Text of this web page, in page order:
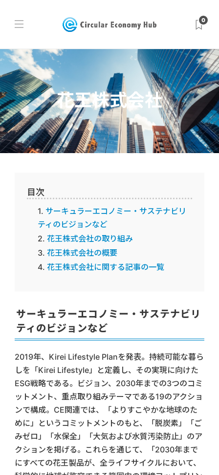
0
花王株式会社
目次
サーキュラーエコノミー・サステナビリ
ティのビジョンなど
花王株式会社の取り組み
花王株式会社の概要
花王株式会社に関する記事の一覧
サーキュラーエコノミー・サステナビリ
ティのビジョンなど
2019年、Kirei Lifestyle Planを発表。持続可能な暮ら
しを「Kirei Lifestyle」と定義し、その実現に向けた
ESG戦略である。ビジョン、2030年までの3つのコミ
ットメント、重点取り組みテーマである19のアクショ
ンで構成。CE関連では、「よりすこやかな地球のた
めに」というコミットメントのもと、「脱炭素」「ご
みゼロ」「水保全」「大気および水質汚染防止」のア
クションを掲げる。これらを通じて、「2030年まで
にすべての花王製品が、全ライフサイクルにおいて、